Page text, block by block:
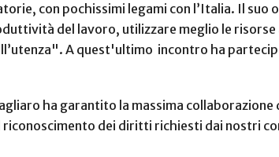
con pochissimi legami con l’Italia. Il suo
del lavoro, utilizzare meglio le risorse
A quest'ultimo incontro ha
ha garantito la massima
dei diritti richiesti dai nostri